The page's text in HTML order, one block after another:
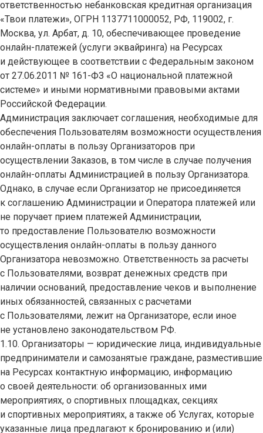
ответственностью небанковская кредитная организация
«Твои платежи», ОГРН 1137711000052, РФ, 119002, г.
Москва, ул. Арбат, д. 10, обеспечивающее проведение
онлайн-платежей (услуги эквайринга) на Ресурсах
и действующее в соответствии с Федеральным законом
от 27.06.2011 № 161-ФЗ «О национальной платежной
системе» и иными нормативными правовыми актами
Российской Федерации.
Администрация заключает соглашения, необходимые для
обеспечения Пользователям возможности осуществления
онлайн-оплаты в пользу Организаторов при
осуществлении Заказов, в том числе в случае получения
онлайн-оплаты Администрацией в пользу Организатора.
Однако, в случае если Организатор не присоединяется
к соглашению Администрации и Оператора платежей или
не поручает прием платежей Администрации,
то предоставление Пользователю возможности
осуществления онлайн-оплаты в пользу данного
Организатора невозможно. Ответственность за расчеты
с Пользователями, возврат денежных средств при
наличии оснований, предоставление чеков и выполнение
иных обязанностей, связанных с расчетами
с Пользователями, лежит на Организаторе, если иное
не установлено законодательством РФ.
1.10. Организаторы — юридические лица, индивидуальные
предприниматели и самозанятые граждане, разместившие
на Ресурсах контактную информацию, информацию
о своей деятельности: об организованных ими
мероприятиях, о спортивных площадках, секциях
и спортивных мероприятиях, а также об Услугах, которые
указанные лица предлагают к бронированию и (или)